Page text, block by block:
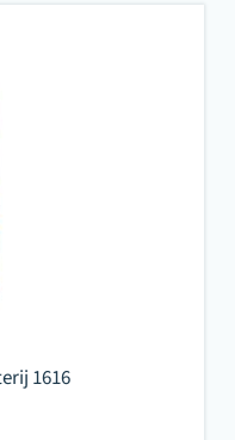
1616